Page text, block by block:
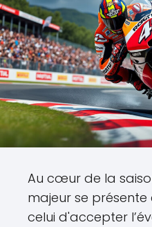
Au cœur de la
majeur se
celui d'accepter